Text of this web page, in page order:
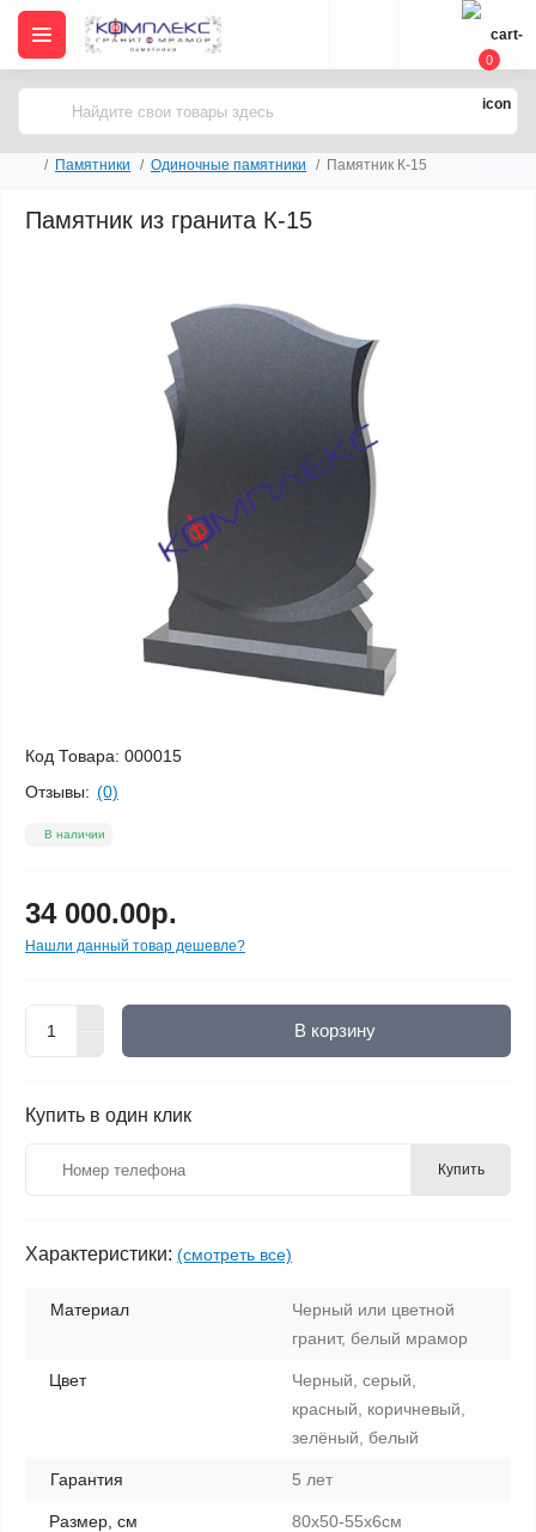
0
Памятники Одиночные памятники Памятник К-15
Памятник из гранита К-15
Код Товара: 000015
Отзывы: (0)
В наличии
34 000.00р.
Нашли данный товар дешевле?
В корзину
Купить в один клик
Купить
Характеристики: (смотреть все)
Материал
Черный или цветной
гранит, белый мрамор
Цвет
Черный, серый,
красный, коричневый,
зелёный, белый
Гарантия 5 лет
Размер, см 80х50-55х6см